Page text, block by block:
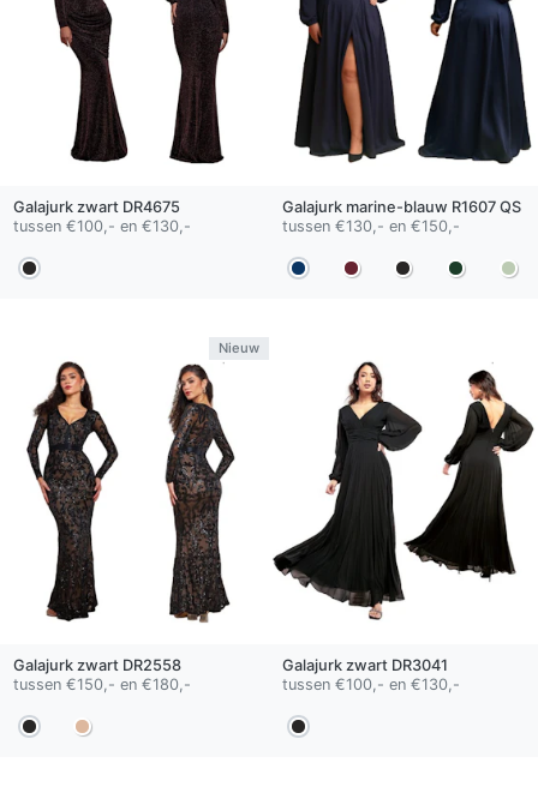
Galajurk zwartDR4675
tussen €100,- en €130,-
Galajurk marine-blauw R1607 QS
tussen €130,- en €150,-
Nieuw
Galajurk zwartDR2558
tussen €150,- en €180,-
Galajurk zwartDR3041
tussen €100,- en €130,-